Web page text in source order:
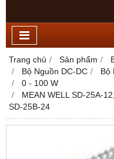
Trang chủ Sản phẩm
Bộ Nguồn DC-DC
Bộ
0 - 100 W
MEAN WELL SD-25A-
SD-25B-24